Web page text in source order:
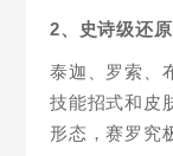
2、史诗级还
泰迦、罗索、
技能招式和皮
形态，赛罗究